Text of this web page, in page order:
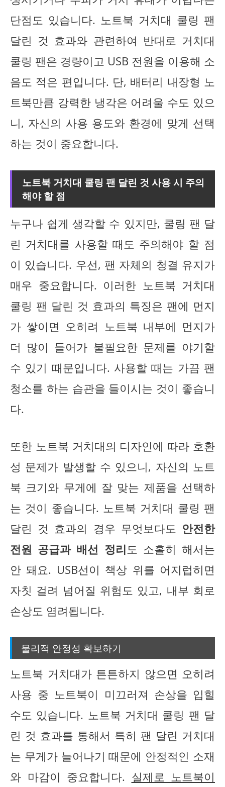
단점도 있습니다. 노트북 거치대 쿨링 팬
달린 것 효과와 관련하여 반대로 거치대
쿨링 팬은 경량이고 USB 전원을 이용해 소
음도 적은 편입니다. 단, 배터리 내장형 노
트북만큼 강력한 냉각은 어려울 수도 있으
니, 자신의 사용 용도와 환경에 맞게 선택
하는 것이 중요합니다.
노트북 거치대 쿨링 팬 달린 것 사용 시 주의
해야 할 점
누구나 쉽게 생각할 수 있지만, 쿨링 팬 달
린 거치대를 사용할 때도 주의해야 할 점
이 있습니다. 우선, 팬 자체의 청결 유지가
매우 중요합니다. 이러한 노트북 거치대
쿨링 팬 달린 것 효과의 특징은 팬에 먼지
가 쌓이면 오히려 노트북 내부에 먼지가
더 많이 들어가 불필요한 문제를 야기할
수 있기 때문입니다. 사용할 때는 가끔 팬
청소를 하는 습관을 들이시는 것이 좋습니
다.
또한 노트북 거치대의 디자인에 따라 호환
성 문제가 발생할 수 있으니, 자신의 노트
북 크기와 무게에 잘 맞는 제품을 선택하
는 것이 좋습니다. 노트북 거치대 쿨링 팬
달린 것 효과의 경우 무엇보다도 안전한
전원 공급과 배선 정리 도 소홀히 해서는
안 돼요. USB선이 책상 위를 어지럽히면
자칫 걸려 넘어질 위험도 있고, 내부 회로
손상도 염려됩니다.
물리적 안정성 확보하기
노트북 거치대가 튼튼하지 않으면 오히려
사용 중 노트북이 미끄러져 손상을 입힐
수도 있습니다. 노트북 거치대 쿨링 팬 달
린 것 효과를 통해서 특히 팬 달린 거치대
는 무게가 늘어나기 때문에 안정적인 소재
와 마감이 중요합니다. 실제로 노트북이